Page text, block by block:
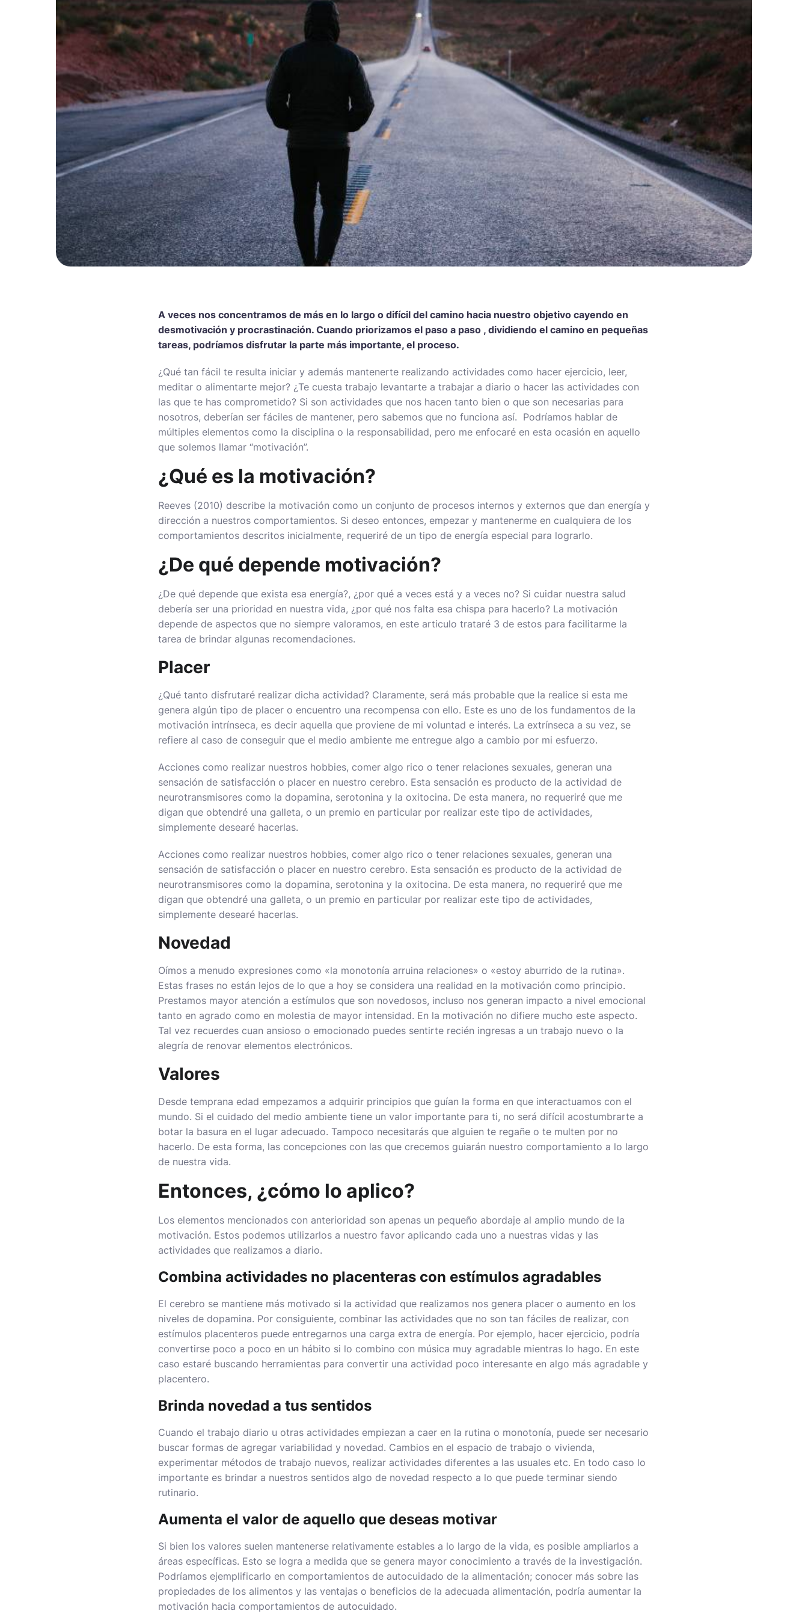
A veces nos concentramos de más en lo largo o difícil del camino hacia nuestro objetivo cayendo en
desmotivación y procrastinación. Cuando priorizamos el paso a paso , dividiendo el camino en pequeñas
tareas, podríamos disfrutar la parte más importante, el proceso.
¿Qué tan fácil te resulta iniciar y además mantenerte realizando actividades como hacer ejercicio, leer,
meditar o alimentarte mejor? ¿Te cuesta trabajo levantarte a trabajar a diario o hacer las actividades con
las que te has comprometido? Si son actividades que nos hacen tanto bien o que son necesarias para
nosotros, deberían ser fáciles de mantener, pero sabemos que no funciona así. Podríamos hablar de
múltiples elementos como la disciplina o la responsabilidad, pero me enfocaré en esta ocasión en aquello
que solemos llamar “motivación”.
¿Qué es la motivación?
Reeves (2010) describe la motivación como un conjunto de procesos internos y externos que dan energía y
dirección a nuestros comportamientos. Si deseo entonces, empezar y mantenerme en cualquiera de los
comportamientos descritos inicialmente, requeriré de un tipo de energía especial para lograrlo.
¿De qué depende motivación?
¿De qué depende que exista esa energía?, ¿por qué a veces está y a veces no? Si cuidar nuestra salud
debería ser una prioridad en nuestra vida, ¿por qué nos falta esa chispa para hacerlo? La motivación
depende de aspectos que no siempre valoramos, en este articulo trataré 3 de estos para facilitarme la
tarea de brindar algunas recomendaciones.
Placer
¿Qué tanto disfrutaré realizar dicha actividad? Claramente, será más probable que la realice si esta me
genera algún tipo de placer o encuentro una recompensa con ello. Este es uno de los fundamentos de la
motivación intrínseca, es decir aquella que proviene de mi voluntad e interés. La extrínseca a su vez, se
refiere al caso de conseguir que el medio ambiente me entregue algo a cambio por mi esfuerzo.
Acciones como realizar nuestros hobbies, comer algo rico o tener relaciones sexuales, generan una
sensación de satisfacción o placer en nuestro cerebro. Esta sensación es producto de la actividad de
neurotransmisores como la dopamina, serotonina y la oxitocina. De esta manera, no requeriré que me
digan que obtendré una galleta, o un premio en particular por realizar este tipo de actividades,
simplemente desearé hacerlas.
Acciones como realizar nuestros hobbies, comer algo rico o tener relaciones sexuales, generan una
sensación de satisfacción o placer en nuestro cerebro. Esta sensación es producto de la actividad de
neurotransmisores como la dopamina, serotonina y la oxitocina. De esta manera, no requeriré que me
digan que obtendré una galleta, o un premio en particular por realizar este tipo de actividades,
simplemente desearé hacerlas.
Novedad
Oímos a menudo expresiones como «la monotonía arruina relaciones» o «estoy aburrido de la rutina».
Estas frases no están lejos de lo que a hoy se considera una realidad en la motivación como principio.
Prestamos mayor atención a estímulos que son novedosos, incluso nos generan impacto a nivel emocional
tanto en agrado como en molestia de mayor intensidad. En la motivación no difiere mucho este aspecto.
Tal vez recuerdes cuan ansioso o emocionado puedes sentirte recién ingresas a un trabajo nuevo o la
alegría de renovar elementos electrónicos.
Valores
Desde temprana edad empezamos a adquirir principios que guían la forma en que interactuamos con el
mundo. Si el cuidado del medio ambiente tiene un valor importante para ti, no será difícil acostumbrarte a
botar la basura en el lugar adecuado. Tampoco necesitarás que alguien te regañe o te multen por no
hacerlo. De esta forma, las concepciones con las que crecemos guiarán nuestro comportamiento a lo largo
de nuestra vida.
Entonces, ¿cómo lo aplico?​
Los elementos mencionados con anterioridad son apenas un pequeño abordaje al amplio mundo de la
motivación. Estos podemos utilizarlos a nuestro favor aplicando cada uno a nuestras vidas y las
actividades que realizamos a diario.
Combina actividades no placenteras con estímulos agradables
El cerebro se mantiene más motivado si la actividad que realizamos nos genera placer o aumento en los
niveles de dopamina. Por consiguiente, combinar las actividades que no son tan fáciles de realizar, con
estímulos placenteros puede entregarnos una carga extra de energía. Por ejemplo, hacer ejercicio, podría
convertirse poco a poco en un hábito si lo combino con música muy agradable mientras lo hago. En este
caso estaré buscando herramientas para convertir una actividad poco interesante en algo más agradable y
placentero.
Brinda novedad a tus sentidos​
Cuando el trabajo diario u otras actividades empiezan a caer en la rutina o monotonía, puede ser necesario
buscar formas de agregar variabilidad y novedad. Cambios en el espacio de trabajo o vivienda,
experimentar métodos de trabajo nuevos, realizar actividades diferentes a las usuales etc. En todo caso lo
importante es brindar a nuestros sentidos algo de novedad respecto a lo que puede terminar siendo
rutinario.
Aumenta el valor de aquello que deseas motivar
Si bien los valores suelen mantenerse relativamente estables a lo largo de la vida, es posible ampliarlos a
áreas específicas. Esto se logra a medida que se genera mayor conocimiento a través de la investigación.
Podríamos ejemplificarlo en comportamientos de autocuidado de la alimentación; conocer más sobre las
propiedades de los alimentos y las ventajas o beneficios de la adecuada alimentación, podría aumentar la
motivación hacia comportamientos de autocuidado.